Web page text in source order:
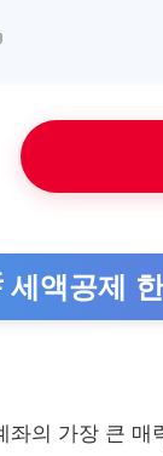
세액공제
좌의 가장 큰 매